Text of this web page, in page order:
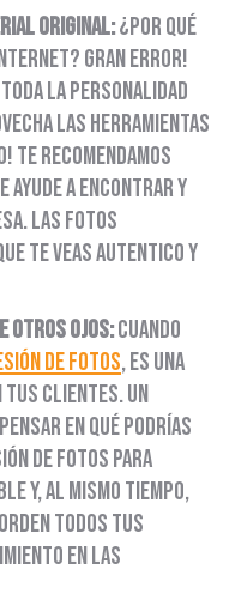
original:¿Por qué
Gran error!
la personalidad
las herramientas
Te recomendamos
a encontrar y
Las fotos
te veas autentico y
otros ojos:Cuando
de fotos, es una
tus clientes. Un
en qué podrías
de fotos para
y, al mismo tiempo,
todos tus
en las